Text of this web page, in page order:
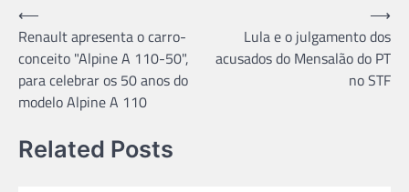
Navegação
de
Post
⟵
Renault apresenta o carro-
conceito "Alpine A 110-50",
para celebrar os 50 anos do
modelo Alpine A 110
Lula e o julgamento dos
acusados do Mensalão do PT
no STF
⟶
Related Posts